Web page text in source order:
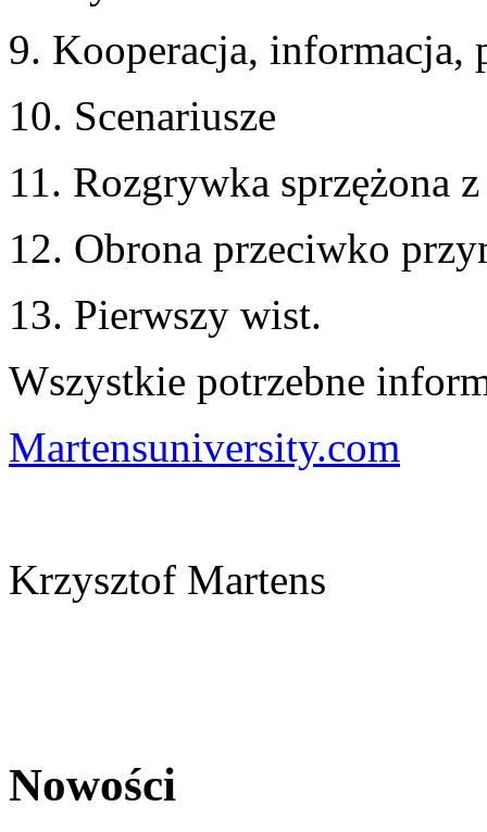
9. Kooperacja, informacja,
10. Scenariusze
11. Rozgrywka sprzężona
12. Obrona przeciwko
13. Pierwszy wist.
Wszystkie potrzebne
Martensuniversity.com
Krzysztof Martens
Nowości